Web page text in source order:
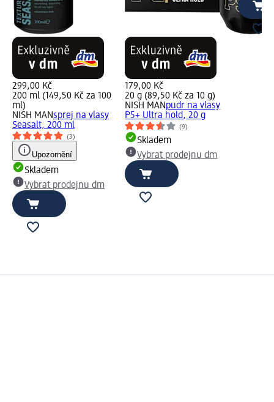
299,00 Kč
200 ml (149,50 Kč za 100
ml)
NISH MANsprej na vlasy
Seasalt, 200 ml
(3)
Upozornění
Skladem
Vybrat prodejnu dm
179,00 Kč
20 g (89,50 Kč za 10 g)
NISH MANpudr na vlasy
P5+ Ultra hold, 20 g
(9)
Skladem
Vybrat prodejnu dm